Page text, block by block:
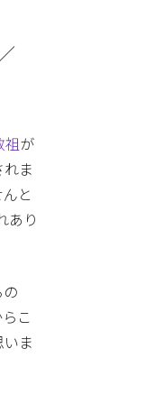
祖が
ま
と
あり
の
こ
ま